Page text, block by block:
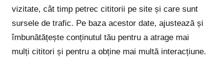
vizitate, cât timp petrec cititorii pe site și care sunt
sursele de trafic. Pe baza acestor date, ajustează și
îmbunătățește conținutul tău pentru a atrage mai
mulți cititori și pentru a obține mai multă interacțiune.